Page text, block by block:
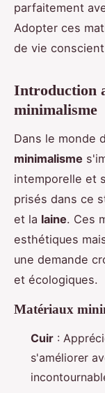
parfaitement
Adopter ces
de vie
Introduction
minimalisme
Dans le monde
minimalisme
intemporelle et
prisés dans ce
et la laine. Ces
esthétiques
une demande
et écologiques.
Matériaux
Cuir :
s'améliorer